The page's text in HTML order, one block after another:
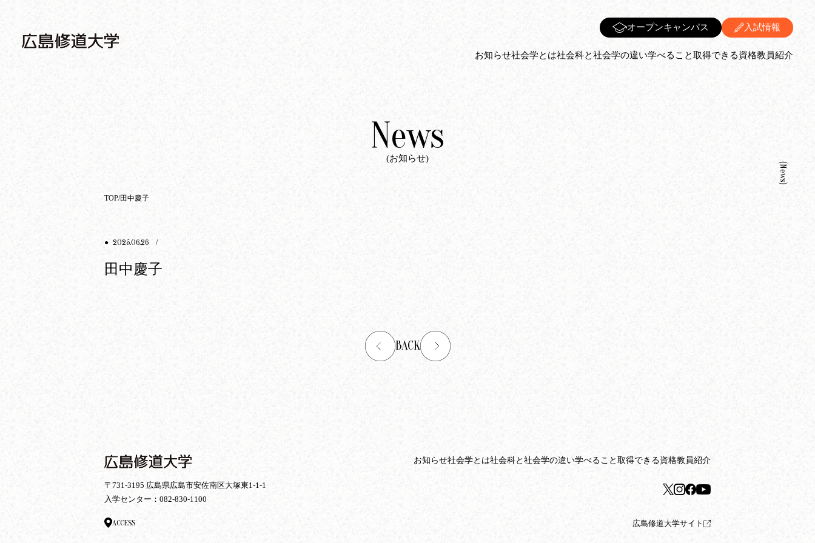
オープンキャンパス 入試情報
お知らせ社会学とは社会科と社会学の違い学べること取得できる資格教員紹介
News
(お知らせ)
TOP 田中慶子
● 2025.06.26/
田中慶子
BACK
(news)
〒731-3195 広島県広島市安佐南区大塚東1-1-1
入学センター： 082-830-1100
ACCESS
お知らせ社会学とは社会科と社会学の違い学べること 取得できる資格教員紹介
広島修道大学サイト